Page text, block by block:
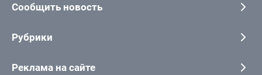
Сообщить новость
Рубрики
Реклама на сайте